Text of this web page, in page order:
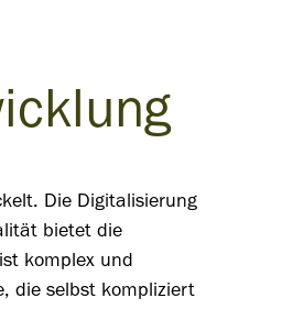
Die Digitalisierung
bietet die
komplex und
die selbst kompliziert